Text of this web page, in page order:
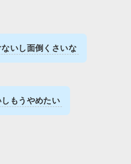
いし面倒くさいな
もうやめたい